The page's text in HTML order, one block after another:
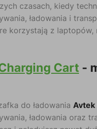
czasach, kiedy
ładowania i
korzystają z laptopów,
Cart -
do ładowania Avtek
ładowania oraz